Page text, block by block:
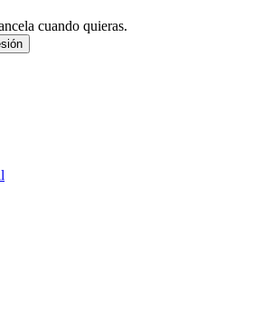
cuando quieras.